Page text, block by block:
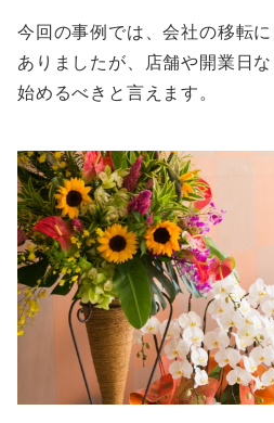
今回の事例では、会社の移転
ありましたが、店舗や開業日
始めるべきと言えます。